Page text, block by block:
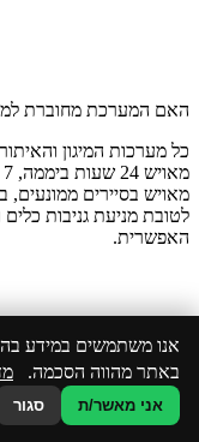
האם המערכת מחוברת
כל מערכות המיגון
מאויש בסיירים
לטובת מניעת גניבות
האפשרית.
אנו משתמשים במידע
באתר מהווה הסכמה.
אני מאשר/ת סגור